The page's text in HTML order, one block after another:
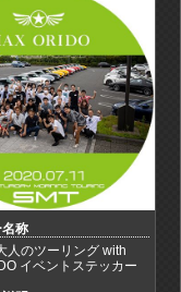
名称
人のツーリング with
イベントステッカー